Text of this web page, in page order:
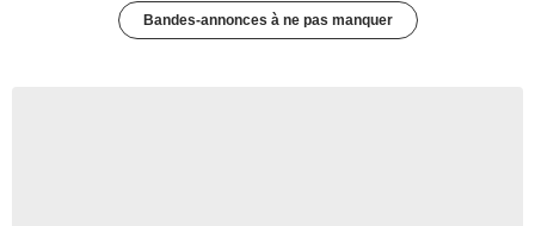
Bandes-annonces à ne pas manquer